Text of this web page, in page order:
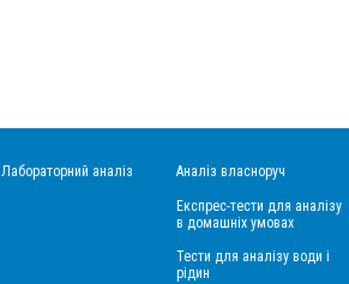
Лабораторний аналіз Аналіз власноруч
Експрес-тести для аналізу
в домашніх умовах
Тести для аналізу води і
рідин